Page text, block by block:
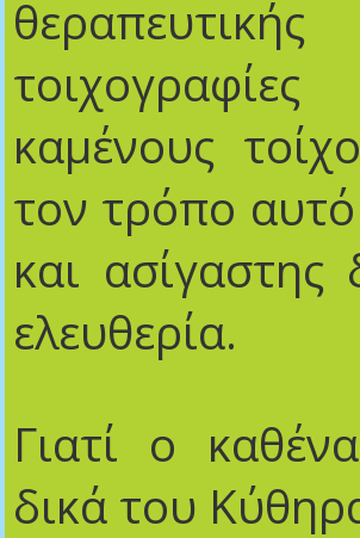
καμένους
τον τρόπο
και
ελευθερία.
Γιατί ο
δικά του